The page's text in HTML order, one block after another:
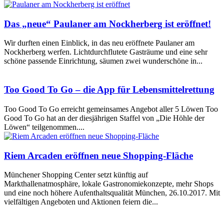
Das „neue“ Paulaner am Nockherberg ist eröffnet!
Wir durften einen Einblick, in das neu eröffnete Paulaner am
Nockherberg werfen. Lichtdurchflutete Gasträume und eine sehr
schöne passende Einrichtung, säumen zwei wunderschöne in...
Too Good To Go – die App für Lebensmittelrettung
Too Good To Go erreicht gemeinsames Angebot aller 5 Löwen Too
Good To Go hat an der diesjährigen Staffel von „Die Höhle der
Löwen“ teilgenommen....
Riem Arcaden eröffnen neue Shopping-Fläche
Münchener Shopping Center setzt künftig auf
Markthallenatmosphäre, lokale Gastronomiekonzepte, mehr Shops
und eine noch höhere Aufenthaltsqualität München, 26.10.2017. Mit
vielfältigen Angeboten und Aktionen feiern die...